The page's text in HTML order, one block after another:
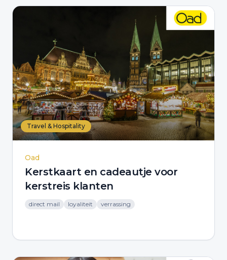
Travel & Hospitality
Oad
Kerstkaart en cadeautje voor
kerstreis klanten
direct mail loyaliteit verrassing